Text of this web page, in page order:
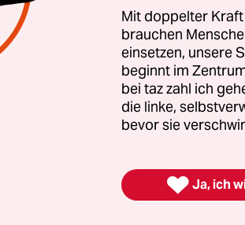
Finger gerührt hat, um
zu unterstützen, bleibt
die Union drei Bereiche
die legale Prostitution, die
und die Zwangsprostitution, die
Frauen in Notlagen das Ziel?
und ein Abzielen auf das
Mit doppelter
brauchen
einsetzen, unsere
beginnt im
bei taz zahl ich
die linke,
bevor sie
 Ja, ich